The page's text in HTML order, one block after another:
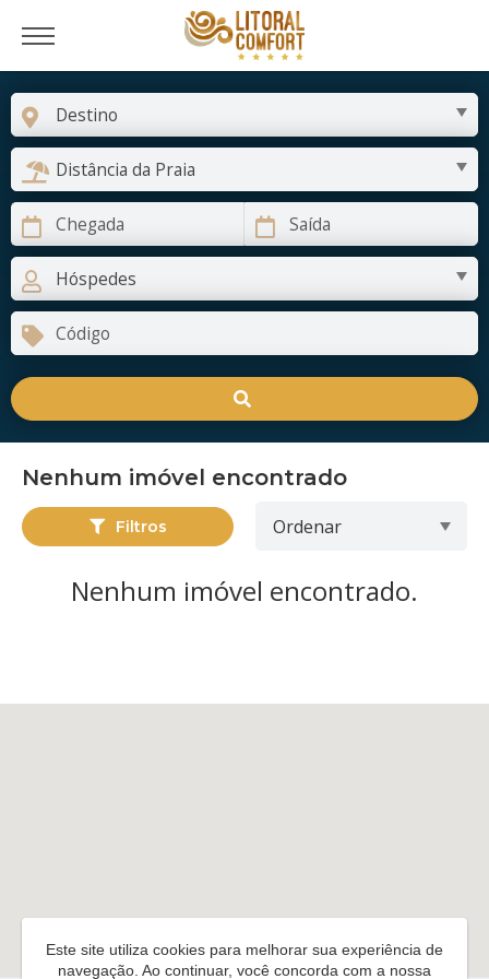
Nenhum imóvel encontrado
Filtros
Nenhum imóvel encontrado.
Este site utiliza cookies para melhorar sua experiência de
navegação. Ao continuar, você concorda com a nossa